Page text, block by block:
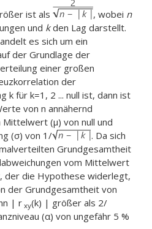
ist als
, wobei n
und kden Lag darstellt.
es sich um ein
der Grundlage der
einer großen
der
k für k=1, 2 ... null ist, dann ist
von n annähernd
(μ) von null und
(σ) von 1/
. Da sich
Grundgesamtheit
vom Mittelwert
der die Hypothese widerlegt,
der Grundgesamtheit von
| r xy(k) | größer als 2/
(α) von ungefähr 5 %